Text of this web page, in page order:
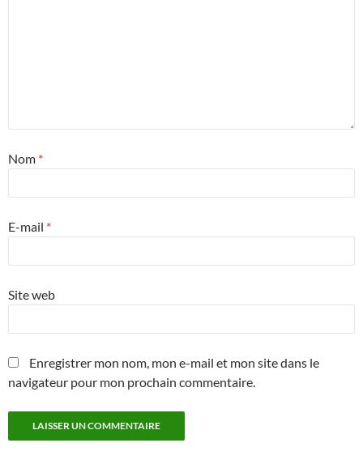
Nom *
E-mail *
Site web
Enregistrer mon nom, mon e-mail et mon site dans le
navigateur pour mon prochain commentaire.